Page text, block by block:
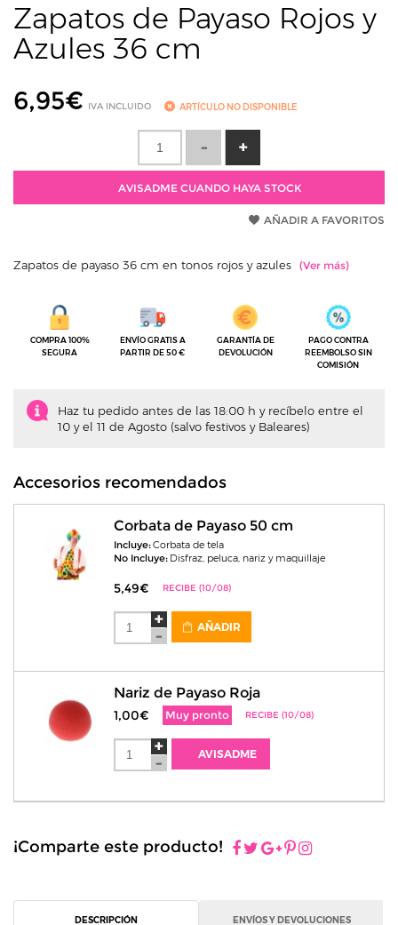
Zapatos de Payaso Rojos y
Azules 36 cm
6,95€ IVA INCLUIDO ARTÍCULO NO DISPONIBLE
AVISADME CUANDO HAYA STOCK
AÑADIR A FAVORITOS
Zapatos de payaso 36 cm en tonos rojos y azules
COMPRA 100%
SEGURA
ENVÍO GRATIS A
PARTIR DE 50 €
GARANTÍA DE
DEVOLUCIÓN
PAGO CONTRA
REEMBOLSO SIN
COMISIÓN
Haz tu pedido antes de las 18:00 h y recíbelo entre el
10 y el 11 de Agosto (salvo festivos y Baleares)
Accesorios recomendados
Corbata de Payaso 50 cm
Incluye:Corbata de tela
No Incluye: Disfraz, peluca, nariz y maquillaje
5,49€ RECIBE (10/08)
AÑADIR
Nariz de Payaso Roja
1,00€ Muy pronto RECIBE (10/08)
AVISADME
¡Comparte este producto!
DESCRIPCIÓN ENVÍOS Y DEVOLUCIONES